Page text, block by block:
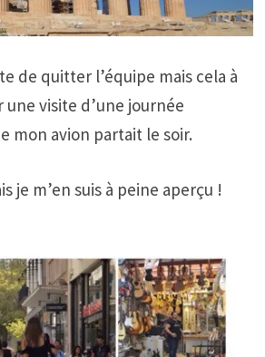
de quitter l’équipe mais cela à
visite d’une journée
mon avion partait le soir.
je m’en suis à peine aperçu !